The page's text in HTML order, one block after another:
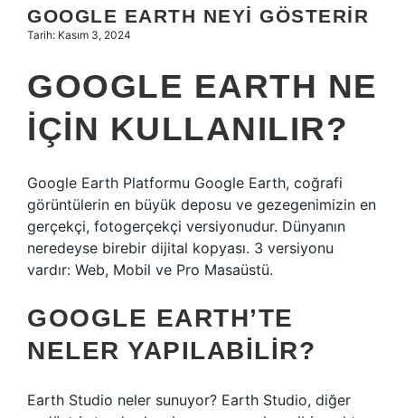
Hakkımızda
GOOGLE EARTH NEYI GÖSTERIR
Tarih: Kasım 3, 2024
GOOGLE EARTH NE
IÇIN KULLANILIR?
Google Earth Platformu Google Earth, coğrafi
görüntülerin en büyük deposu ve gezegenimizin en
gerçekçi, fotogerçekçi versiyonudur. Dünyanın
neredeyse birebir dijital kopyası. 3 versiyonu
vardır: Web, Mobil ve Pro Masaüstü.
GOOGLE EARTH’TE
NELER YAPILABILIR?
Earth Studio neler sunuyor? Earth Studio, diğer